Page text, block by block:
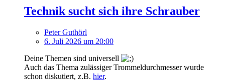
Technik sucht sich ihre Schrauber
Peter Guthörl
6. Juli 2026 um 20:00
Deine Themen sind universell
Auch das Thema zulässiger Trommeldurchmesser wurde
schon diskutiert, z.B. hier.